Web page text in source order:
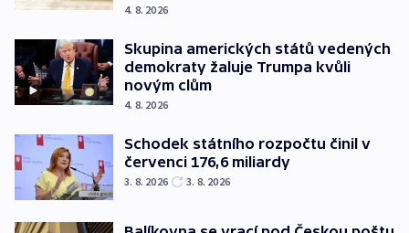
4. 8. 2026
Skupina amerických států vedených
demokraty žaluje Trumpa kvůli
novým clům
4. 8. 2026
Schodek státního rozpočtu činil v
červenci 176,6 miliardy
3. 8. 2026 3. 8. 2026